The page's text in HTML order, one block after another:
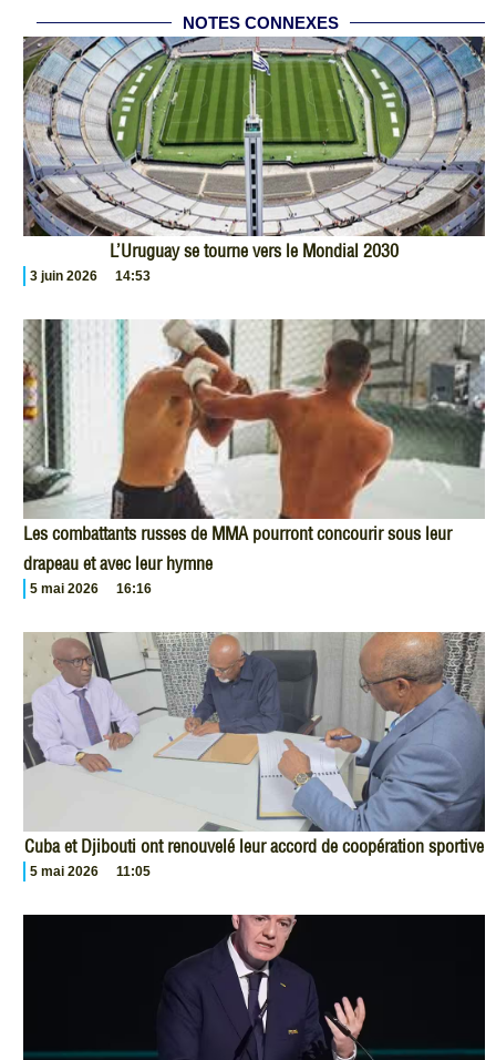
NOTES CONNEXES
L’Uruguay se tourne vers le Mondial 2030
3 juin 2026 14:53
Les combattants russes de MMA pourront concourir sous leur
drapeau et avec leur hymne
5 mai 2026 16:16
Cuba et Djibouti ont renouvelé leur accord de coopération sportive
5 mai 2026 11:05